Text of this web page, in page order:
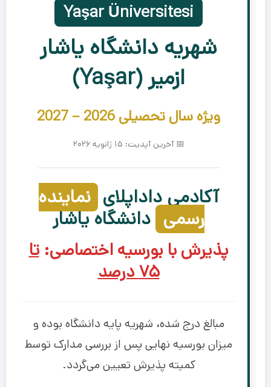
Yaşar Üniversitesi
شهریه دانشگاه یاشار
ازمیر (Yaşar)
ویژه سال تحصیلی 2026 – 2027
📅 آخرین آپدیت: ۱۵ ژانویه ۲۰۲۶
آکادمی داداپلای نماینده
رسمی دانشگاه یاشار
پذیرش با بورسیه اختصاصی:تا
۷۵ درصد
مبالغ درج شده، شهریه پایه دانشگاه بوده و
میزان بورسیه نهایی پس از بررسی مدارک توسط
کمیته پذیرش تعیین می‌گردد.